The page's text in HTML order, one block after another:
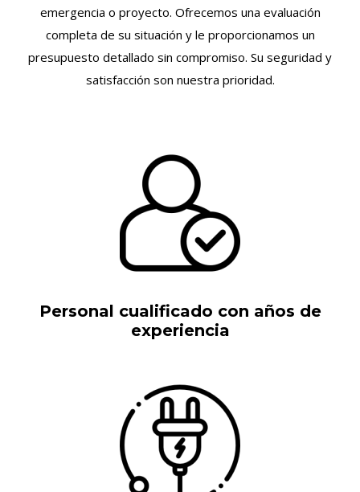
emergencia o proyecto. Ofrecemos una evaluación
completa de su situación y le proporcionamos un
presupuesto detallado sin compromiso. Su seguridad y
satisfacción son nuestra prioridad.
Personal cualificado con años de
experiencia